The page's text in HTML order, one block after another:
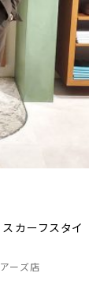
カーフスタイ
ーズ店